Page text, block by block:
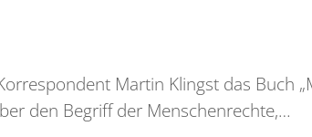
Martin Klingst das Buch
den Begriff der Menschenrechte,…